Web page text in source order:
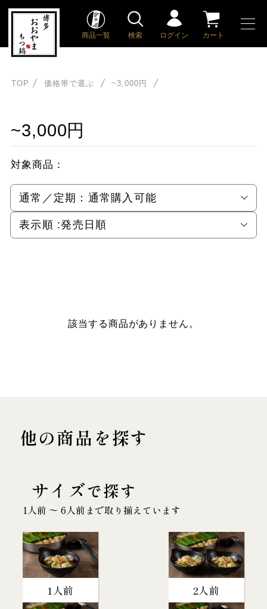
商品一覧 検索 ログイン カート
TOP 価格帯で選ぶ ~3,000円
~3,000円
対象商品：
通常／定期： 通常購入可能
表示順 :発売日順
該当する商品がありません。
他の商品を探す
サイズで探す
1人前 〜 6人前まで取り揃えています
1人前 2人前